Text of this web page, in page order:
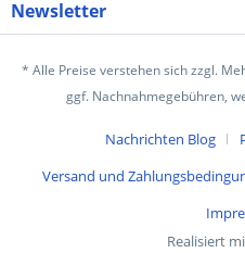
Newsletter
* Alle Preise verstehen sich zzgl.
ggf. Nachnahmegebühren,
Nachrichten Blog
Versand und
Realisiert